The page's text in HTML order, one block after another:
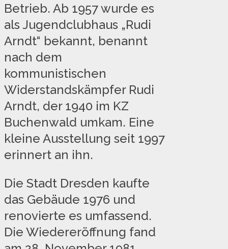
Betrieb. Ab 1957 wurde es
als Jugendclubhaus „Rudi
Arndt“ bekannt, benannt
nach dem
kommunistischen
Widerstandskämpfer Rudi
Arndt, der 1940 im KZ
Buchenwald umkam. Eine
kleine Ausstellung seit 1997
erinnert an ihn.
Die Stadt Dresden kaufte
das Gebäude 1976 und
renovierte es umfassend.
Die Wiedereröffnung fand